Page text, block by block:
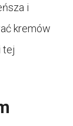
i
kremów
tej